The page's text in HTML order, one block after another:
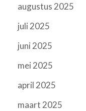
augustus 2025
juli 2025
juni 2025
mei 2025
april 2025
maart 2025